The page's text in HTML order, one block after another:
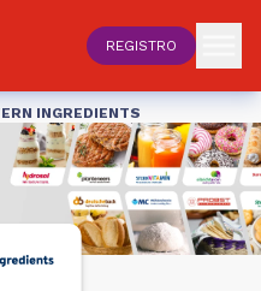
REGISTRO
INGREDIENTS